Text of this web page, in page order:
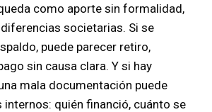
como aporte sin formalidad,
societarias. Si se
puede parecer retiro,
sin causa clara. Y si hay
mala documentación puede
quién financió, cuánto se